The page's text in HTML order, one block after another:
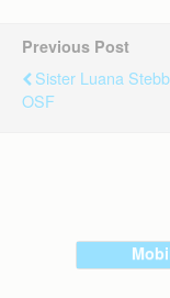
Previous Post
Sister Luana
OSF